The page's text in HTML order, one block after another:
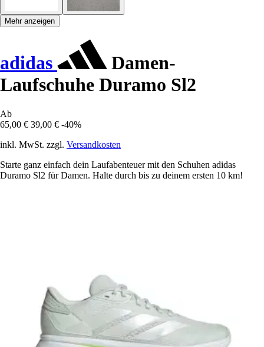
Mehr anzeigen
adidas
Damen-
Laufschuhe Duramo Sl2
Ab
65,00 € 39,00 € -40%
inkl. MwSt. zzgl. Versandkosten
Starte ganz einfach dein Laufabenteuer mit den Schuhen adidas
Duramo Sl2 für Damen. Halte durch bis zu deinem ersten 10 km!